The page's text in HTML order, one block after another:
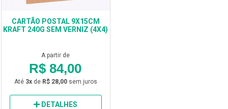
CARTÃO POSTAL 9X15CM
KRAFT 240G SEM VERNIZ (4X4)
A partir de
R$ 84,00
Até 3xde R$ 28,00sem juros
DETALHES